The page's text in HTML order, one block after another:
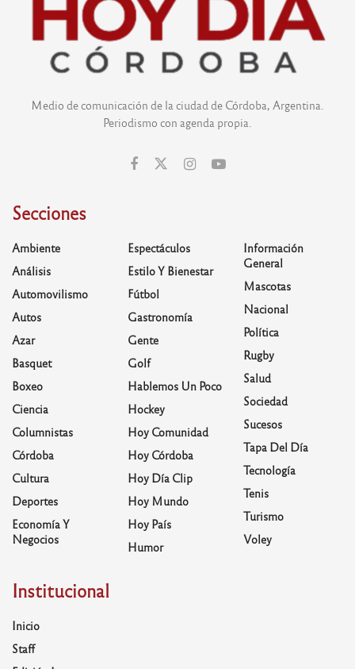
Medio de comunicación de la ciudad de Córdoba, Argentina.
Periodismo con agenda propia.
Secciones
Ambiente
Análisis
Automovilismo
Autos
Azar
Basquet
Boxeo
Ciencia
Columnistas
Córdoba
Cultura
Deportes
Economía Y
Negocios
Espectáculos
Estilo Y Bienestar
Fútbol
Gastronomía
Gente
Golf
Hablemos Un Poco
Hockey
Hoy Comunidad
Hoy Córdoba
Hoy Día Clip
Hoy Mundo
Hoy País
Humor
Información
General
Mascotas
Nacional
Política
Rugby
Salud
Sociedad
Sucesos
Tapa Del Día
Tecnología
Tenis
Turismo
Voley
Institucional
Inicio
Staff